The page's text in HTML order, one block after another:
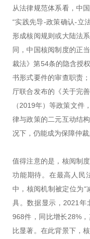
从法律规范体系看，中
“实践先导-政策确认-立
形成核阅规则或大陆法
同，中国核阅制度的正
裁法》第54条的隐含授
书形式要件的审查职责
厅联合发布的《关于完
（2019年）等政策文件
律与政策的二元互动结
况下，仍能成为保障仲裁
值得注意的是，核阅制
功能期待。在最高人民
中，核阅机制被定位为“
具。数据显示，2021年
968件，同比增长28%
比显著。在此背景下，